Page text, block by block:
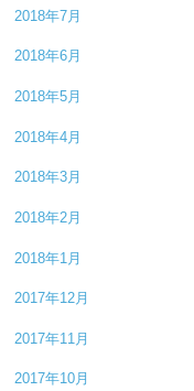
2018年7月
2018年6月
2018年5月
2018年4月
2018年3月
2018年2月
2018年1月
2017年12月
2017年11月
2017年10月